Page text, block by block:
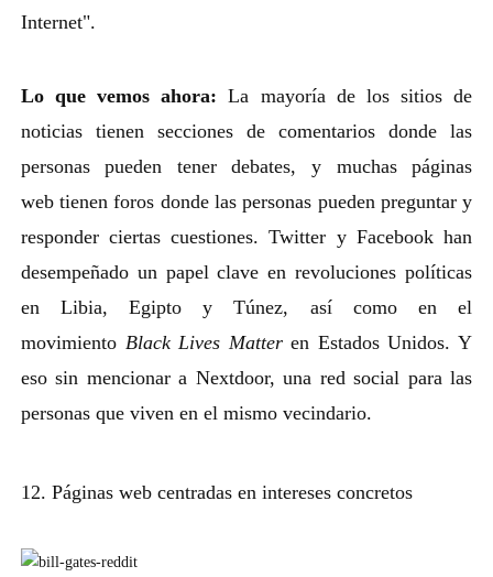
Internet".
Lo que vemos ahora: La mayoría de los sitios de
noticias tienen secciones de comentarios donde las
personas pueden tener debates, y muchas páginas
web tienen foros donde las personas pueden preguntar y
responder ciertas cuestiones. Twitter y Facebook han
desempeñado un papel clave en revoluciones políticas
en Libia, Egipto y Túnez, así como en el
movimiento Black Lives Matteren Estados Unidos. Y
eso sin mencionar a Nextdoor, una red social para las
personas que viven en el mismo vecindario.
12. Páginas web centradas ​​en intereses concretos